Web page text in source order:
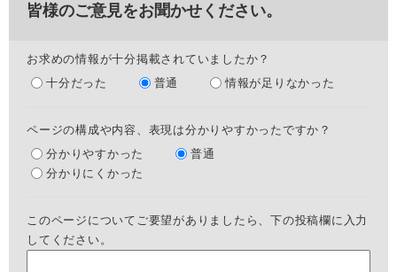
皆様のご意見をお聞かせください。
お求めの情報が十分掲載されていましたか？
十分だった
普通 情報が足りなかった
ページの構成や内容、表現は分かりやすかったですか？
分かりやすかった
普通
分かりにくかった
このページについてご要望がありましたら、下の投稿欄に入力
してください。